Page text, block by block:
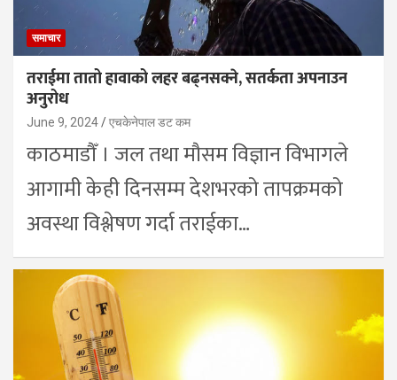
समाचार
तराईमा तातो हावाको लहर बढ्नसक्ने, सतर्कता अपनाउन
अनुरोध
June 9, 2024 एचकेनेपाल डट कम
काठमाडौँ । जल तथा मौसम विज्ञान विभागले
आगामी केही दिनसम्म देशभरको तापक्रमको
अवस्था विश्लेषण गर्दा तराईका…